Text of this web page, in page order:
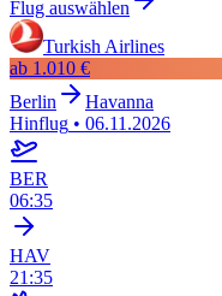
Flug auswählen
Turkish Airlines
ab 1.010 €
Berlin
Havanna
Hinflug • 06.11.2026
BER
06:35
HAV
21:35